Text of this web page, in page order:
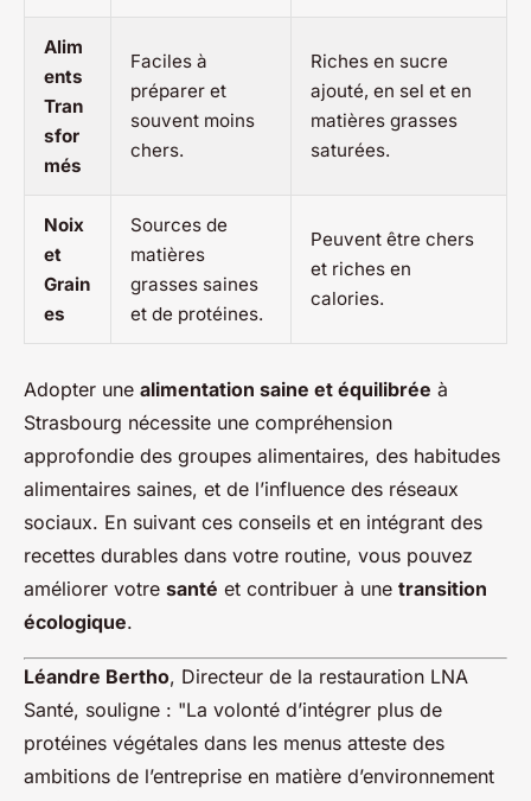
Alim
ents
Tran
sfor
més
Faciles à
préparer et
souvent moins
chers.
Riches en sucre
ajouté, en sel et en
matières grasses
saturées.
Noix
et
Grain
es
Sources de
matières
grasses saines
et de protéines.
Peuvent être chers
et riches en
calories.
Adopter une alimentation saine et équilibrée à
Strasbourg nécessite une compréhension
approfondie des groupes alimentaires, des habitudes
alimentaires saines, et de l’influence des réseaux
sociaux. En suivant ces conseils et en intégrant des
recettes durables dans votre routine, vous pouvez
améliorer votre santé et contribuer à une transition
écologique.
Léandre Bertho, Directeur de la restauration LNA
Santé, souligne : "La volonté d’intégrer plus de
protéines végétales dans les menus atteste des
ambitions de l’entreprise en matière d’environnement